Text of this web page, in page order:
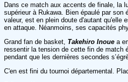
Dans ce match aux accents de finale, la
supérieur à Rukawa. Bien épaulé par
valeur, est en plein doute d'autant qu'elle
en attaque. Néanmoins, ses capacités
Grand fan de basket, Takehiro Inoue a
ressentir la tension de cette fin de match
pendant que les dernières secondes
C'en est fini du tournoi départemental.